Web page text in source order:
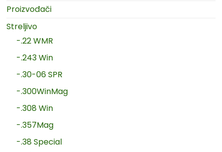
Proizvođači
Streljivo
-.22 WMR
-.243 Win
-.30-06 SPR
-.300WinMag
-.308 Win
-.357Mag
-.38 Special